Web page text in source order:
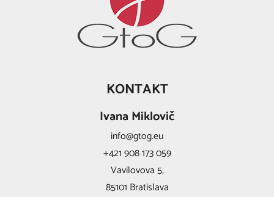
KONTAKT
Ivana Miklovič
info@gtog.eu
+421 908 173 059
Vavilovova 5,
85101 Bratislava